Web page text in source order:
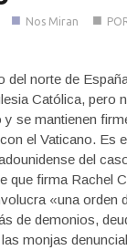
■ Nos Miran ■
del norte de
Católica, pero
se mantienen
el Vaticano. Es
del
que firma Rachel
«una orden
de demonios,
monjas